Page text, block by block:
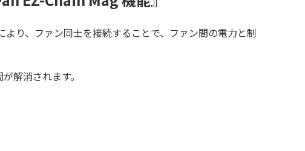
より、ファン同士を接続することで、ファン間の電力と制
解消されます。